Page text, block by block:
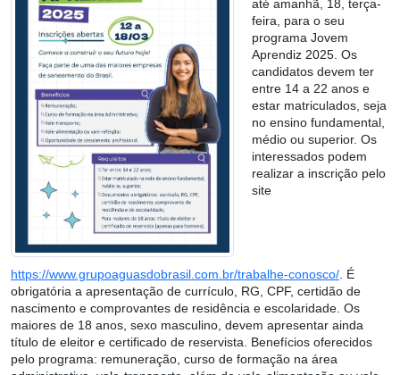
até amanhã, 18, terça-
feira, para o seu
programa Jovem
Aprendiz 2025. Os
candidatos devem ter
entre 14 a 22 anos e
estar matriculados, seja
no ensino fundamental,
médio ou superior. Os
interessados podem
realizar a inscrição pelo
site
https://www.grupoaguasdobrasil.com.br/trabalhe-conosco/ . É
obrigatória a apresentação de currículo, RG, CPF, certidão de
nascimento e comprovantes de residência e escolaridade. Os
maiores de 18 anos, sexo masculino, devem apresentar ainda
título de eleitor e certificado de reservista. Benefícios oferecidos
pelo programa: remuneração, curso de formação na área